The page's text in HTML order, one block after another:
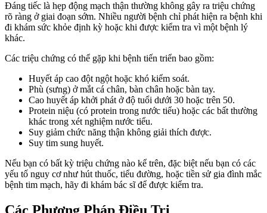
Đáng tiếc là hẹp động mạch thận thường không gây ra triệu chứng
rõ ràng ở giai đoạn sớm. Nhiều người bệnh chỉ phát hiện ra bệnh khi
đi khám sức khỏe định kỳ hoặc khi được kiểm tra vì một bệnh lý
khác.
Các triệu chứng có thể gặp khi bệnh tiến triển bao gồm:
Huyết áp cao đột ngột hoặc khó kiểm soát.
Phù (sưng) ở mắt cá chân, bàn chân hoặc bàn tay.
Cao huyết áp khởi phát ở độ tuổi dưới 30 hoặc trên 50.
Protein niệu (có protein trong nước tiểu) hoặc các bất thường
khác trong xét nghiệm nước tiểu.
Suy giảm chức năng thận không giải thích được.
Suy tim sung huyết.
Nếu bạn có bất kỳ triệu chứng nào kể trên, đặc biệt nếu bạn có các
yếu tố nguy cơ như hút thuốc, tiểu đường, hoặc tiền sử gia đình mắc
bệnh tim mạch, hãy đi khám bác sĩ để được kiểm tra.